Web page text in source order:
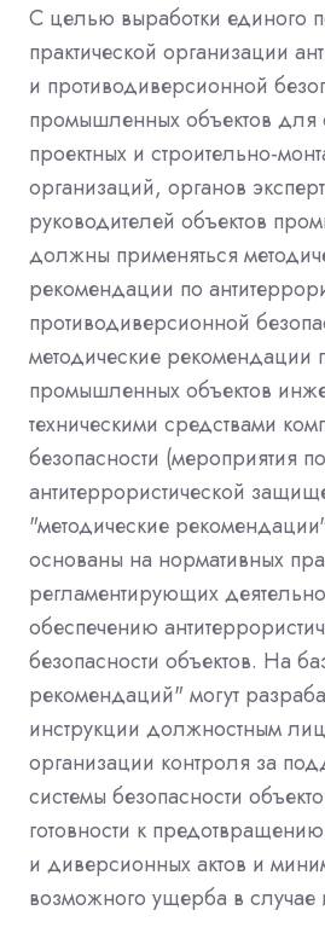
С целью выработки единого
практической организации
и противодиверсионной
промышленных объектов для
проектных и строительно-
организаций, органов
руководителей объектов
должны применяться
рекомендации по
противодиверсионной
методические
промышленных объектов
техническими средствами
безопасности (мероприятия
антитеррористической
"методические
основаны на нормативных
регламентирующих
обеспечению
безопасности объектов. На
рекомендаций" могут
инструкции должностным
организации контроля за
системы безопасности
готовности к
и диверсионных актов и
возможного ущерба в